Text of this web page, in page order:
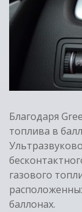
Благодаря
топлива в
газового
баллонах.